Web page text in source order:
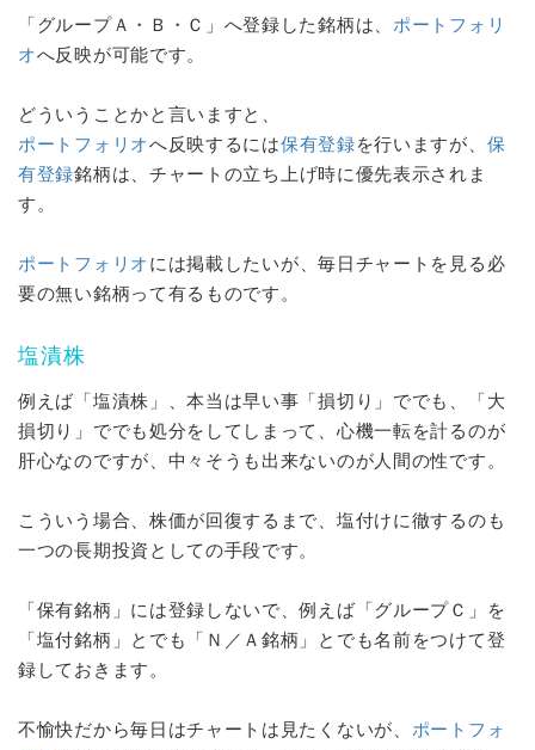
「グループＡ・Ｂ・Ｃ」へ登録した銘柄は、 ポートフォリ
オへ反映が可能です。
どういうことかと言いますと、
ポートフォリオへ反映するには保有登録を行いますが、 保
有登録銘柄は、チャートの立ち上げ時に優先表示されま
す。
ポートフォリオには掲載したいが、毎日チャートを見る必
要の無い銘柄って有るものです。
塩漬株
例えば「塩漬株」、本当は早い事「損切り」ででも、「大
損切り」ででも処分をしてしまって、心機一転を計るのが
肝心なのですが、中々そうも出来ないのが人間の性です。
こういう場合、株価が回復するまで、塩付けに徹するのも
一つの長期投資としての手段です。
「保有銘柄」には登録しないで、例えば「グループＣ」を
「塩付銘柄」とでも「Ｎ／Ａ銘柄」とでも名前をつけて登
録しておきます。
不愉快だから毎日はチャートは見たくないが、 ポートフォ